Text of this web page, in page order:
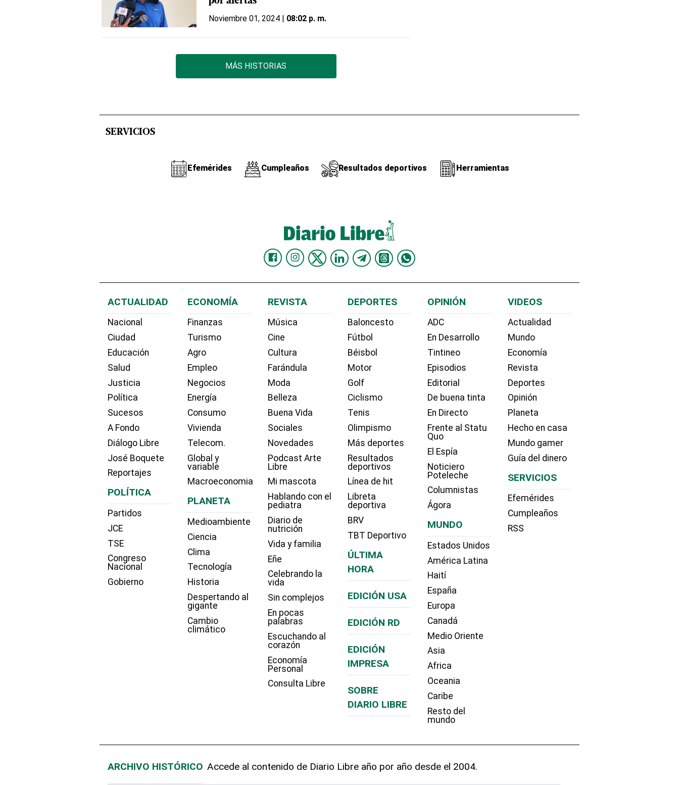
Noviembre 01, 2024 | 08:02 p. m.
MÁS HISTORIAS
SERVICIOS
Efemérides Cumpleaños Resultados deportivos Herramientas
ACTUALIDAD
Nacional
Ciudad
Educación
Salud
Justicia
Política
Sucesos
A Fondo
Diálogo Libre
José Boquete
Reportajes
POLÍTICA
Partidos
JCE
TSE
Congreso
Nacional
Gobierno
ECONOMÍA
Finanzas
Turismo
Agro
Empleo
Negocios
Energía
Consumo
Vivienda
Telecom.
Global y
variable
Macroeconomia
PLANETA
Medioambiente
Ciencia
Clima
Tecnología
Historia
Despertando al
gigante
Cambio
climático
REVISTA
Música
Cine
Cultura
Farándula
Moda
Belleza
Buena Vida
Sociales
Novedades
Podcast Arte
Libre
Mi mascota
Hablando con el
pediatra
Diario de
nutrición
Vida y familia
Eñe
Celebrando la
vida
Sin complejos
En pocas
palabras
Escuchando al
corazón
Economía
Personal
Consulta Libre
DEPORTES
Baloncesto
Fútbol
Béisbol
Motor
Golf
Ciclismo
Tenis
Olimpismo
Más deportes
Resultados
deportivos
Línea de hit
Libreta
deportiva
BRV
TBT Deportivo
ÚLTIMA
HORA
EDICIÓN USA
EDICIÓN RD
EDICIÓN
IMPRESA
SOBRE
DIARIO LIBRE
OPINIÓN
ADC
En Desarrollo
Tintineo
Episodios
Editorial
De buena tinta
En Directo
Frente al Statu
Quo
El Espía
Noticiero
Poteleche
Columnistas
Ágora
MUNDO
Estados Unidos
América Latina
Haití
España
Europa
Canadá
Medio Oriente
Asia
Africa
Oceania
Caribe
Resto del
mundo
VIDEOS
Actualidad
Mundo
Economía
Revista
Deportes
Opinión
Planeta
Hecho en casa
Mundo gamer
Guía del dinero
SERVICIOS
Efemérides
Cumpleaños
RSS
ARCHIVO HISTÓRICO Accede al contenido de Diario Libre año por año desde el 2004.